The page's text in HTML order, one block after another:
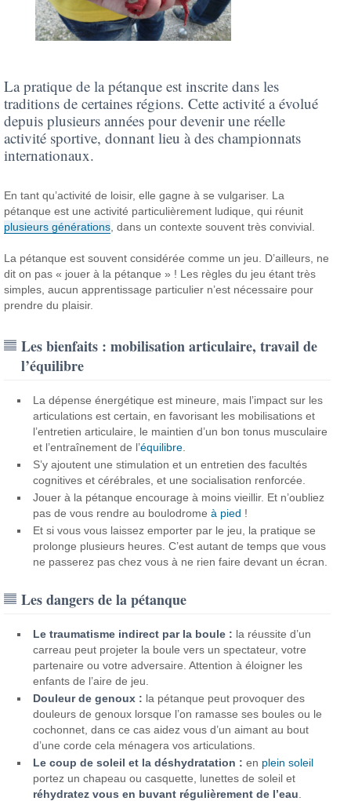
La pratique de la pétanque est inscrite dans les
traditions de certaines régions. Cette activité a évolué
depuis plusieurs années pour devenir une réelle
activité sportive, donnant lieu à des championnats
internationaux.
En tant qu’activité de loisir, elle gagne à se vulgariser. La
pétanque est une activité particulièrement ludique, qui réunit
plusieurs générations , dans un contexte souvent très convivial.
La pétanque est souvent considérée comme un jeu. D’ailleurs, ne
dit on pas « jouer à la pétanque » ! Les règles du jeu étant très
simples, aucun apprentissage particulier n’est nécessaire pour
prendre du plaisir.
Les bienfaits : mobilisation articulaire, travail de
l’équilibre
La dépense énergétique est mineure, mais l’impact sur les
articulations est certain, en favorisant les mobilisations et
l’entretien articulaire, le maintien d’un bon tonus musculaire
et l’entraînement de l’équilibre
S’y ajoutent une stimulation et un entretien des facultés
cognitives et cérébrales, et une socialisation renforcée.
Jouer à la pétanque encourage à moins vieillir. Et n’oubliez
pas de vous rendre au boulodromeà pied !
Et si vous vous laissez emporter par le jeu, la pratique se
prolonge plusieurs heures. C’est autant de temps que vous
ne passerez pas chez vous à ne rien faire devant un écran.
Les dangers de la pétanque
Le traumatisme indirect par la boule : la réussite d’un
carreau peut projeter la boule vers un spectateur, votre
partenaire ou votre adversaire. Attention à éloigner les
enfants de l’aire de jeu.
Douleur de genoux : la pétanque peut provoquer des
douleurs de genoux lorsque l’on ramasse ses boules ou le
cochonnet, dans ce cas aidez vous d’un aimant au bout
d’une corde cela ménagera vos articulations.
Le coup de soleil et la déshydratation : en plein soleil
portez un chapeau ou casquette, lunettes de soleil et
réhydratez vous en buvant régulièrement de l’eau